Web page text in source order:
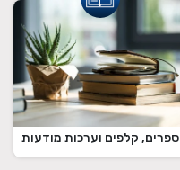
ספרים, קלפים וערכות מודעות